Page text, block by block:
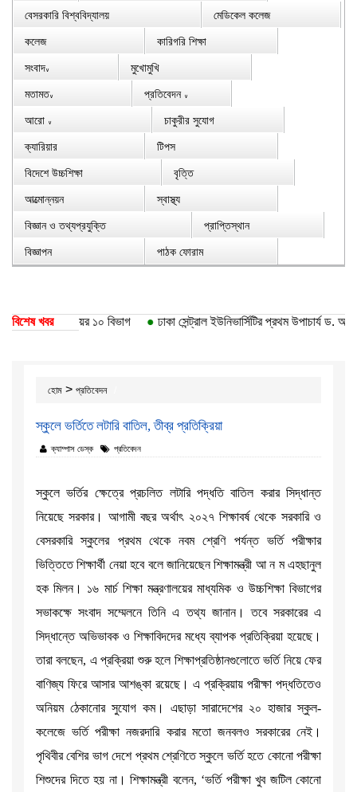
বেসরকারি বিশ্ববিদ্যালয়
মেডিকেল কলেজ
কলেজ
কারিগরি শিক্ষা
সংবাদ∨
মুখোমুখি
মতামত∨ প্রতিবেদন ∨
আরো ∨
চাকুরীর সুযোগ
ক্যারিয়ার
টিপস
বিদেশে উচ্চশিক্ষা
বৃত্তি
আত্মোন্নয়ন
স্বাস্থ্য
বিজ্ঞান ও তথ্যপ্রযুক্তি
প্রাপ্তিস্থান
বিজ্ঞাপন
পাঠক ফোরাম
বিশেষ খবর
বিশ্ববিদ্যালয়ের ১০ বিভাগ ঢাকা সেন্ট্রাল ইউনিভার্সিটির প্রথম উপাচার্য ড. আবদুল
হোম > প্রতিবেদন
স্কুলে ভর্তিতে লটারি বাতিল, তীব্র প্রতিক্রিয়া
ক্যাম্পাস ডেস্ক প্রতিবেদন
স্কুলে ভর্তির ক্ষেত্রে প্রচলিত লটারি পদ্ধতি বাতিল করার সিদ্ধান্ত
নিয়েছে সরকার। আগামী বছর অর্থাৎ ২০২৭ শিক্ষাবর্ষ থেকে সরকারি ও
বেসরকারি স্কুলের প্রথম থেকে নবম শ্রেণি পর্যন্ত ভর্তি পরীক্ষার
ভিত্তিতে শিক্ষার্থী নেয়া হবে বলে জানিয়েছেন শিক্ষামন্ত্রী আ ন ম এহছানুল
হক মিলন। ১৬ মার্চ শিক্ষা মন্ত্রণালয়ের মাধ্যমিক ও উচ্চশিক্ষা বিভাগের
সভাকক্ষে সংবাদ সম্মেলনে তিনি এ তথ্য জানান। তবে সরকারের এ
সিদ্ধান্তে অভিভাবক ও শিক্ষাবিদদের মধ্যে ব্যাপক প্রতিক্রিয়া হয়েছে।
তারা বলছেন, এ প্রক্রিয়া শুরু হলে শিক্ষাপ্রতিষ্ঠানগুলোতে ভর্তি নিয়ে ফের
বাণিজ্য ফিরে আসার আশঙ্কা রয়েছে। এ প্রক্রিয়ায় পরীক্ষা পদ্ধতিতেও
অনিয়ম ঠেকানোর সুযোগ কম। এছাড়া সারাদেশের ২০ হাজার স্কুল-
কলেজে ভর্তি পরীক্ষা নজরদারি করার মতো জনবলও সরকারের নেই।
পৃথিবীর বেশির ভাগ দেশে প্রথম শ্রেণিতে স্কুলে ভর্তি হতে কোনো পরীক্ষা
শিশুদের দিতে হয় না। শিক্ষামন্ত্রী বলেন, ‘ভর্তি পরীক্ষা খুব জটিল কোনো